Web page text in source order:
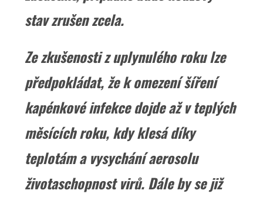
stav zrušen zcela.
Ze zkušenosti z uplynulého roku lze
předpokládat, že k omezení šíření
kapénkové infekce dojde až v teplých
měsících roku, kdy klesá díky
teplotám a vysychání aerosolu
životaschopnost virů. Dále by se již